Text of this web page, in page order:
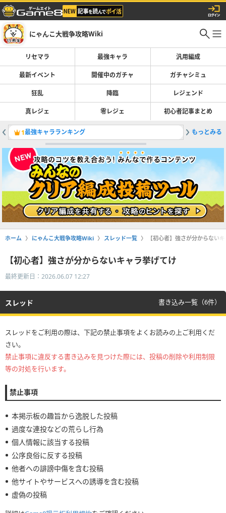
にゃんこ大戦争攻略Wiki
リセマラ 最強キャラ 汎用編成
最新イベント 開催中のガチャ ガチャシミュ
狂乱 降臨 レジェンド
真レジェ 零レジェ 初心者記事まとめ
1最強キャラランキング 2レジェ
もっとみる
ホーム にゃんこ大戦争攻略Wiki スレッド一覧 【初心者】強さが分からない
【初心者】強さが分からないキャラ挙げてけ
最終更新日：2026.06.07 12:27
スレッド 書き込み一覧（6件）
スレッドをご利用の際は、下記の禁止事項をよくお読みの上ご利用くだ
さい。
禁止事項に違反する書き込みを見つけた際には、投稿の削除や利用制限
等の対処を行います。
禁止事項
本掲示板の趣旨から逸脱した投稿
過度な連投などの荒らし行為
個人情報に該当する投稿
公序良俗に反する投稿
他者への誹謗中傷を含む投稿
他サイトやサービスへの誘導を含む投稿
虚偽の投稿